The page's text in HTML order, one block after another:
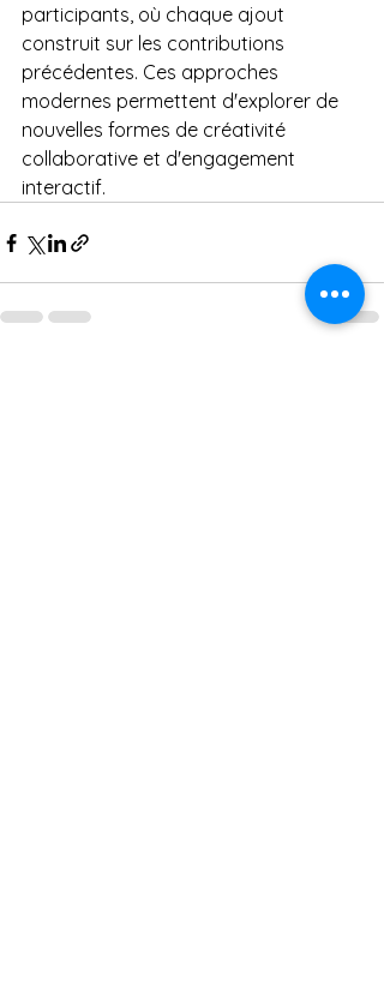
participants, où chaque ajout
construit sur les contributions
précédentes. Ces approches
modernes permettent d'explorer de
nouvelles formes de créativité
collaborative et d'engagement
interactif.